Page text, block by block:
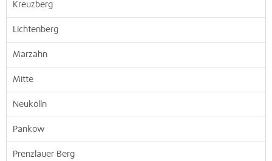
Kreuzberg
Lichtenberg
Marzahn
Mitte
Neukölln
Pankow
Prenzlauer Berg